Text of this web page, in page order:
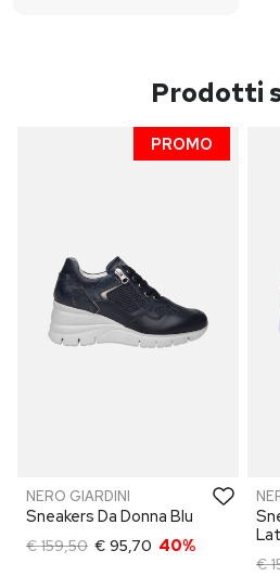
Prodotti
PROMO
NERO GIARDINI
Sneakers Da Donna Blu
€ 159,50 € 95,70 40%
€